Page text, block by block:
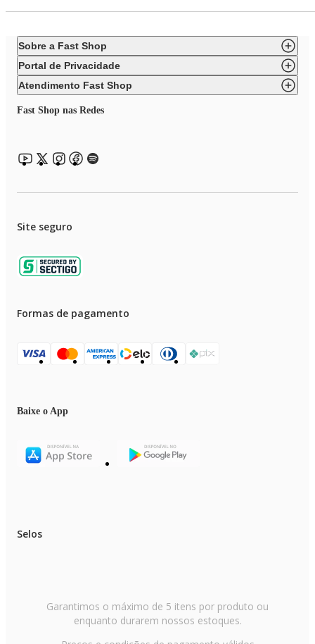
Sobre a Fast Shop
Portal de Privacidade
Atendimento Fast Shop
Fast Shop nas Redes
Site seguro
Formas de pagamento
Baixe o App
Selos
Garantimos o máximo de 5 itens por produto ou
enquanto durarem nossos estoques.